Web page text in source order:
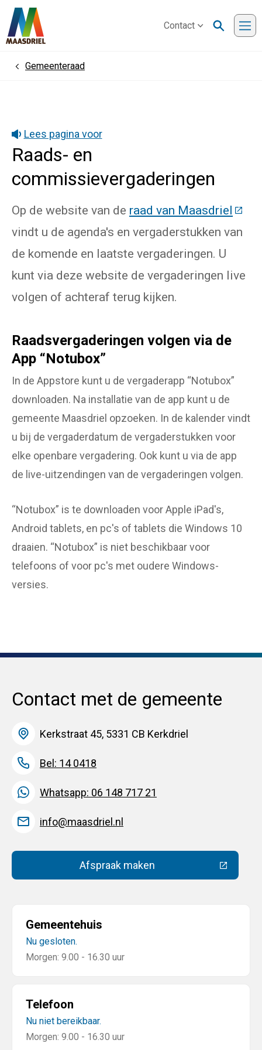
Contact
HomeGemeenteraad
Lees pagina voor
Raads- en
commissievergaderingen
Op de website van de raad van Maasdriel
vindt u de agenda's en vergaderstukken van
de komende en laatste vergaderingen. U
kunt via deze website de vergaderingen live
volgen of achteraf terug kijken.
Raadsvergaderingen volgen via de
App “Notubox”
In de Appstore kunt u de vergaderapp “Notubox”
downloaden. Na installatie van de app kunt u de
gemeente Maasdriel opzoeken. In de kalender vindt
u bij de vergaderdatum de vergaderstukken voor
elke openbare vergadering. Ook kunt u via de app
de live-uitzendingen van de vergaderingen volgen.
“Notubox” is te downloaden voor Apple iPad's,
Android tablets, en pc's of tablets die Windows 10
draaien. “Notubox” is niet beschikbaar voor
telefoons of voor pc's met oudere Windows-
versies.
Contact met de gemeente
Kerkstraat 45, 5331 CB Kerkdriel
Bel: 14 0418
Whatsapp: 06 148 717 21
info@maasdriel.nl
Afspraak maken(Deze link gaat naar een
Gemeentehuis
Nu gesloten.
Morgen: 9.00 - 16.30 uur
Telefoon
Nu niet bereikbaar.
Morgen: 9.00 - 16.30 uur